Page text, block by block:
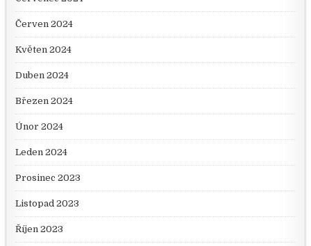
Červen 2024
Květen 2024
Duben 2024
Březen 2024
Únor 2024
Leden 2024
Prosinec 2023
Listopad 2023
Říjen 2023